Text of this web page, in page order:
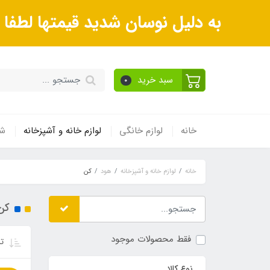
به دلیل نوسان شدید قیمتها
سبد خرید 0
خانه لوازم خانگی لوازم خانه و آشپزخانه
خانه لوازم خانه و آشپزخانه هود کن
فقط محصولات موجود